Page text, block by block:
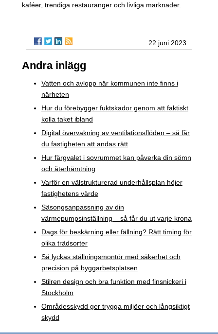
kaféer, trendiga restauranger och livliga marknader.
22 juni 2023
Andra inlägg
Vatten och avlopp när kommunen inte finns i
närheten
Hur du förebygger fuktskador genom att faktiskt
kolla taket ibland
Digital övervakning av ventilationsflöden – så får
du fastigheten att andas rätt
Hur färgvalet i sovrummet kan påverka din sömn
och återhämtning
Varför en välstrukturerad underhållsplan höjer
fastighetens värde
Säsongsanpassning av din
värmepumpsinställning – så får du ut varje krona
Dags för beskärning eller fällning? Rätt timing för
olika trädsorter
Så lyckas ställningsmontör med säkerhet och
precision på byggarbetsplatsen
Stilren design och bra funktion med finsnickeri i
Stockholm
Områdesskydd ger trygga miljöer och långsiktigt
skydd